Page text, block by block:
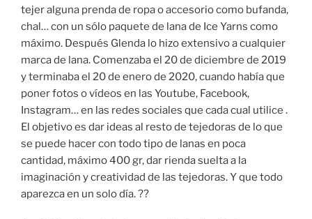
tejer alguna prenda de ropa o accesorio como bufanda,
chal… con un sólo paquete de lana de Ice Yarns como
máximo. Después Glenda lo hizo extensivo a cualquier
marca de lana. Comenzaba el 20 de diciembre de 2019
y terminaba el 20 de enero de 2020, cuando había que
poner fotos o vídeos en las Youtube, Facebook,
Instagram… en las redes sociales que cada cual utilice .
El objetivo es dar ideas al resto de tejedoras de lo que
se puede hacer con todo tipo de lanas en poca
cantidad, máximo 400 gr, dar rienda suelta a la
imaginación y creatividad de las tejedoras. Y que todo
aparezca en un solo día. ??